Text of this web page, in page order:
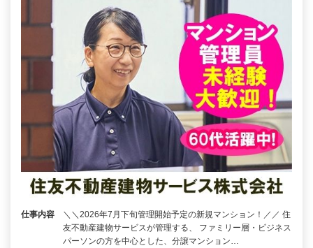
仕事内容
＼＼2026年7月下旬管理開始予定の新規マンション！／／ 住
友不動産建物サービスが管理する、 ファミリー層・ビジネス
パーソンの方を中心とした、分譲マンション…